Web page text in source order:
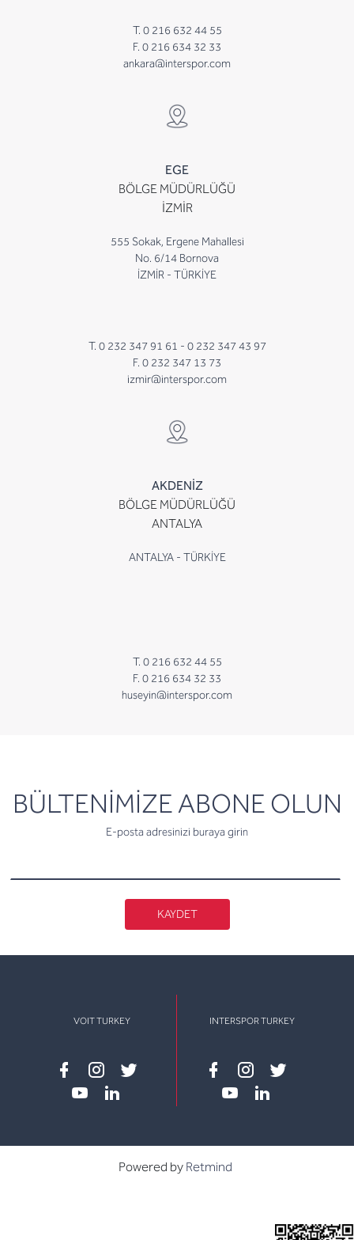
T. 0 216 632 44 55
F. 0 216 634 32 33
ankara@interspor.com
EGE
BÖLGE MÜDÜRLÜĞÜ
İZMİR
555 Sokak, Ergene Mahallesi
No. 6/14 Bornova
İZMİR - TÜRKİYE
T. 0 232 347 91 61 - 0 232 347 43 97
F. 0 232 347 13 73
izmir@interspor.com
AKDENİZ
BÖLGE MÜDÜRLÜĞÜ
ANTALYA
ANTALYA - TÜRKİYE
T. 0 216 632 44 55
F. 0 216 634 32 33
huseyin@interspor.com
BÜLTENİMİZE ABONE OLUN
E-posta adresinizi buraya girin
newsletter
KAYDET
VOIT TURKEY
Facebook
instagram
twitter
INTERSPOR TURKEY
Facebook
instagram
twitter
Powered by Retmind